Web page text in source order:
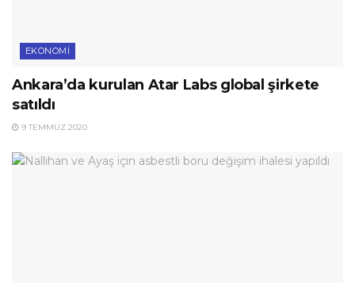
EKONOMI
Ankara’da kurulan Atar Labs global şirkete
satıldı
9 TEMMUZ 2020